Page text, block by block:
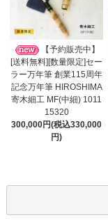
【予約販売中】
[送料無料][数量限定]セー
ラー万年筆 創業115周年
記念万年筆 HIROSHIMA
寄木細工 MF(中細) 1011
15320
300,000円(税込330,000
円)